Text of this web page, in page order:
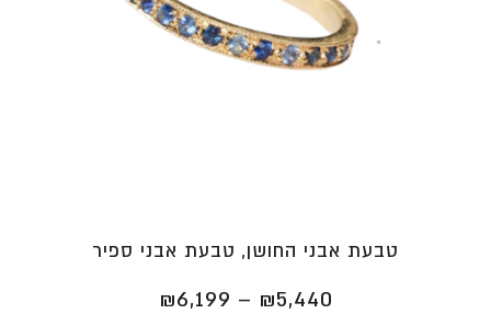
טבעת אבני החושן, טבעת אבני ספיר
₪5,440
–
₪6,199